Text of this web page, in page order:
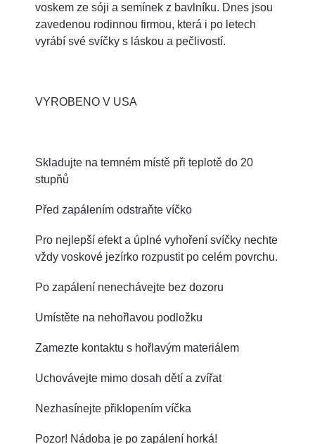
voskem ze sóji a semínek z bavlníku. Dnes jsou
zavedenou rodinnou firmou, která i po letech
vyrábí své svíčky s láskou a pečlivostí.
VYROBENO V USA
Skladujte na temném místě při teplotě do 20
stupňů
Před zapálením odstraňte víčko
Pro nejlepší efekt a úplné vyhoření svíčky nechte
vždy voskové jezírko rozpustit po celém povrchu.
Po zapálení nenechávejte bez dozoru
Umístěte na nehořlavou podložku
Zamezte kontaktu s hořlavým materiálem
Uchovávejte mimo dosah dětí a zvířat
Nezhasínejte přiklopením víčka
Pozor! Nádoba je po zapálení horká!